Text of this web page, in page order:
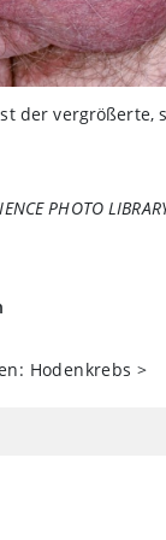
der vergrößerte,
PHOTO
Hodenkrebs >